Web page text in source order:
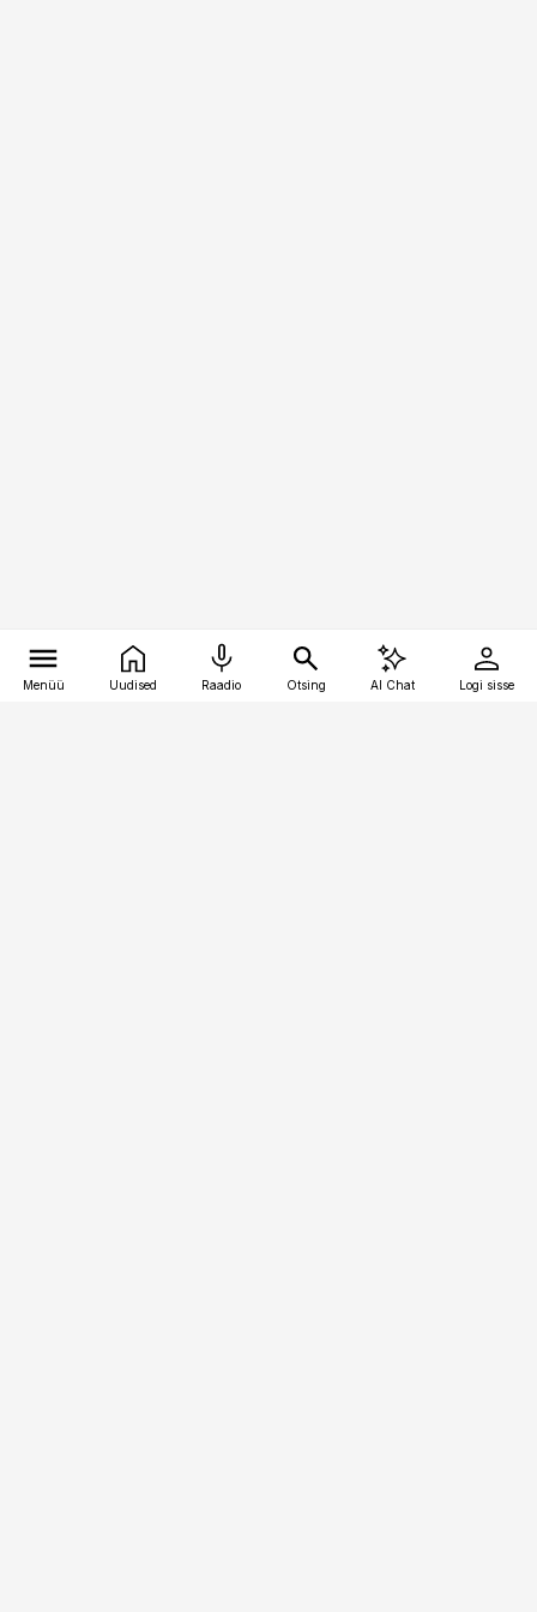
Menüü Uudised Raadio Otsing AI Chat Logi sisse